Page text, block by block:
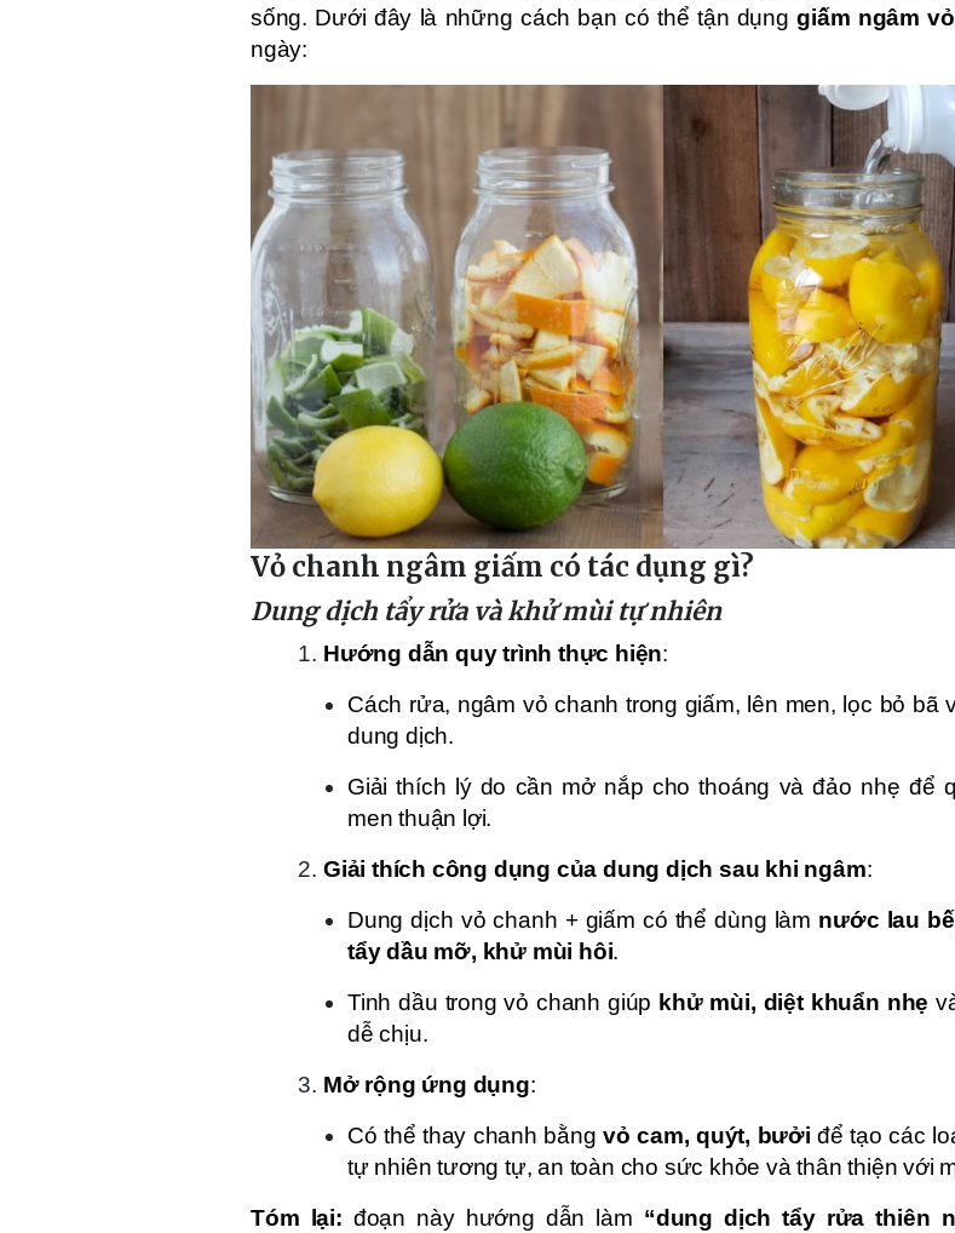
sống. Dưới đây là những cách bạn có thể tận dụnggiấm ngâm
ngày:
Vỏ chanh ngâm giấm có tác dụng gì?
Dung dịch tẩy rửa và khử mùi tự nhiên
Hướng dẫn quy trình thực hiện:
Cách rửa, ngâm vỏ chanh trong giấm, lên men, lọc bỏ bã
dung dịch.
Giải thích lý do cần mở nắp cho thoáng và đảo nhẹ để
men thuận lợi.
Giải thích công dụng của dung dịch sau khi ngâm:
Dung dịch vỏ chanh + giấm có thể dùng làm nước lau
tẩy dầu mỡ, khử mùi hôi.
Tinh dầu trong vỏ chanh giúp khử mùi, diệt khuẩn nhẹ
dễ chịu.
Mở rộng ứng dụng:
Có thể thay chanh bằngvỏ cam, quýt, bưởi để tạo các
tự nhiên tương tự, an toàn cho sức khỏe và thân thiện với
Tóm lại: đoạn này hướng dẫn làm “dung dịch tẩy rửa thiên